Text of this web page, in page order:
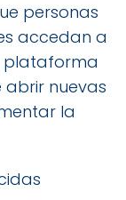
personas
accedan a
plataforma
abrir nuevas
la